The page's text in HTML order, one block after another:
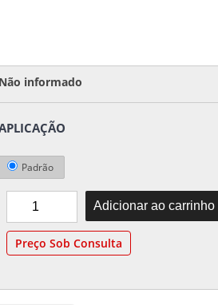
Não informado
Padrão
Preço Sob Consulta